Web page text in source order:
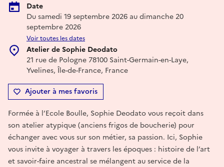
Date
Du samedi 19 septembre 2026 au dimanche 20
septembre 2026
Voir toutes les dates
Atelier de Sophie Deodato
21 rue de Pologne 78100 Saint-Germain-en-Laye,
Yvelines, Île-de-France, France
Ajouter à mes favoris
Formée à l’Ecole Boulle, Sophie Deodato vous reçoit dans
son atelier atypique (anciens frigos de boucherie) pour
échanger avec vous sur son métier, sa passion. Ici, Sophie
vous invite à voyager à travers les époques : histoire de l’art
et savoir-faire ancestral se mélangent au service de la